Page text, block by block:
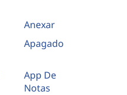
Anexar
Apagado
App De
Notas